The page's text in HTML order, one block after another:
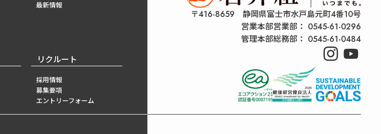
最新情報
リクルート
採用情報
募集要項
エントリーフォーム
〒416-8659 静岡県富士市水戸島元町4番10号
営業本部営業部： 0545-61-0296
管理本部総務部： 0545-61-0484